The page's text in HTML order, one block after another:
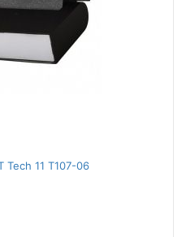
Tech 11 T107-06